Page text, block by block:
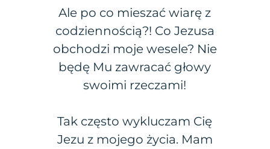
Ale po co mieszać wiarę z
codziennością?! Co Jezusa
obchodzi moje wesele? Nie
będę Mu zawracać głowy
swoimi rzeczami!
Tak często wykluczam Cię
Jezu z mojego życia. Mam